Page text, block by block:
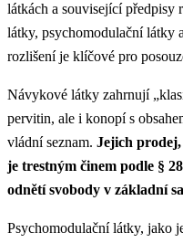
látkách a související
látky, psychomodulační látky
rozlišení je klíčové pro
Návykové látky zahrnují
pervitin, ale i konopí s
vládní seznam. Jejich
je trestným činem podle §
odnětí svobody v základní
Psychomodulační látky, jako